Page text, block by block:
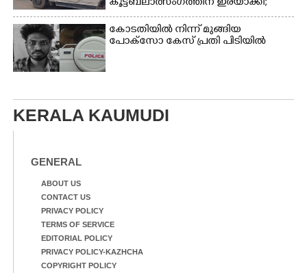
കൂട്ടബലാത്സംഗത്തിന് ഇരയാക്കി;
മൂന്ന് പേർ പിടിയിൽ
കോടതിയിൽ നിന്ന് മുങ്ങിയ
പോക്സോ കേസ് പ്രതി പിടിയിൽ
KERALA KAUMUDI
GENERAL
ABOUT US
CONTACT US
PRIVACY POLICY
TERMS OF SERVICE
EDITORIAL POLICY
PRIVACY POLICY-KAZHCHA
COPYRIGHT POLICY